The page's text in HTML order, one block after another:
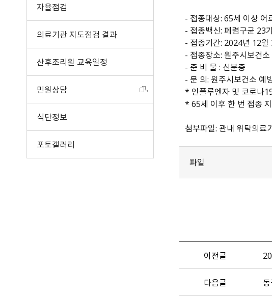
자율점검
의료기관 지도점검 결과
산후조리원 교육일정
민원상담
식단정보
포토갤러리
- 접종대상: 65세 이상 어
- 접종백신: 폐렴구균 23가
- 접종기간: 2024년 12월
- 접종장소: 원주시보건
- 준 비 물 : 신분증
- 문 의: 원주시보건소 예
* 인플루엔자 및 코로나
* 65세 이후 한 번 접종
첨부파일: 관내 위탁의료
파일
이전글
다음글